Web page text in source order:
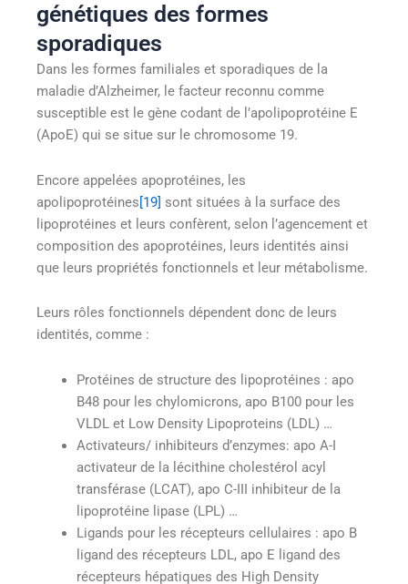
génétiques des formes
sporadiques
Dans les formes familiales et sporadiques de la
maladie d’Alzheimer, le facteur reconnu comme
susceptible est le gène codant de l’apolipoprotéine E
(ApoE) qui se situe sur le chromosome 19.
Encore appelées apoprotéines, les
apolipoprotéines[19] sont situées à la surface des
lipoprotéines et leurs confèrent, selon l’agencement et
composition des apoprotéines, leurs identités ainsi
que leurs propriétés fonctionnels et leur métabolisme.
Leurs rôles fonctionnels dépendent donc de leurs
identités, comme :
Protéines de structure des lipoprotéines : apo
B48 pour les chylomicrons, apo B100 pour les
VLDL et Low Density Lipoproteins (LDL) …
Activateurs/ inhibiteurs d’enzymes: apo A-I
activateur de la lécithine cholestérol acyl
transférase (LCAT), apo C-III inhibiteur de la
lipoprotéine lipase (LPL) …
Ligands pour les récepteurs cellulaires : apo B
ligand des récepteurs LDL, apo E ligand des
récepteurs hépatiques des High Density